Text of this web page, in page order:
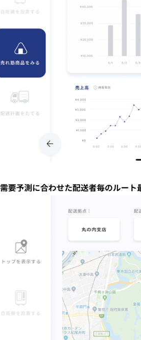
要予測に合わせた配送者毎のルート